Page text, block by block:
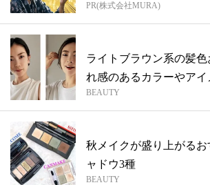
方...
PR(株式会社MURA)
ライトブラウン系の髪
れ感のあるカラーやア
BEAUTY
秋メイクが盛り上がる
ャドウ3種
BEAUTY